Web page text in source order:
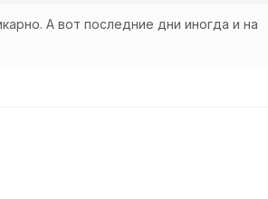
А вот последние дни иногда и на